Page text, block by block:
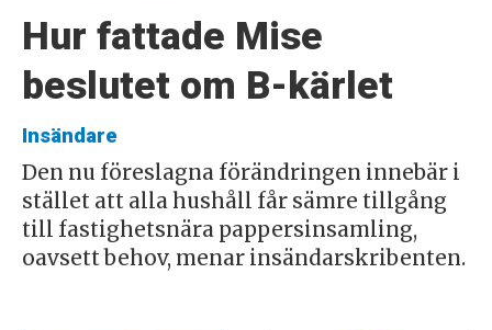
Hur fattade Mise
beslutet om B-kärlet
Insändare
Den nu föreslagna förändringen innebär i
stället att alla hushåll får sämre tillgång
till fastighetsnära pappersinsamling,
oavsett behov, menar insändarskribenten.